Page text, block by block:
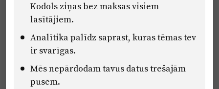
Eiropas Savienības Atveseļošanas un noturības mehānisma plāna
2.2. reformu un investīciju virziena “Uzņēmumu digitālā
transformācija un inovācijas” 2.2.1.5.i. investīcijas “Mediju nozares
uzņēmumu digitālās transformācijas veicināšana” pasākuma
“Mācības mediju nozares speciālistu digitālās kompetences un
zināšanu pilnveidošanai” projektā Latvijas Mediju nozares
Kodols ziņas bez maksas visiem
lasītājiem.
Analītika palīdz saprast, kuras tēmas tev
ir svarīgas.
Mēs nepārdodam tavus datus trešajām
pusēm.